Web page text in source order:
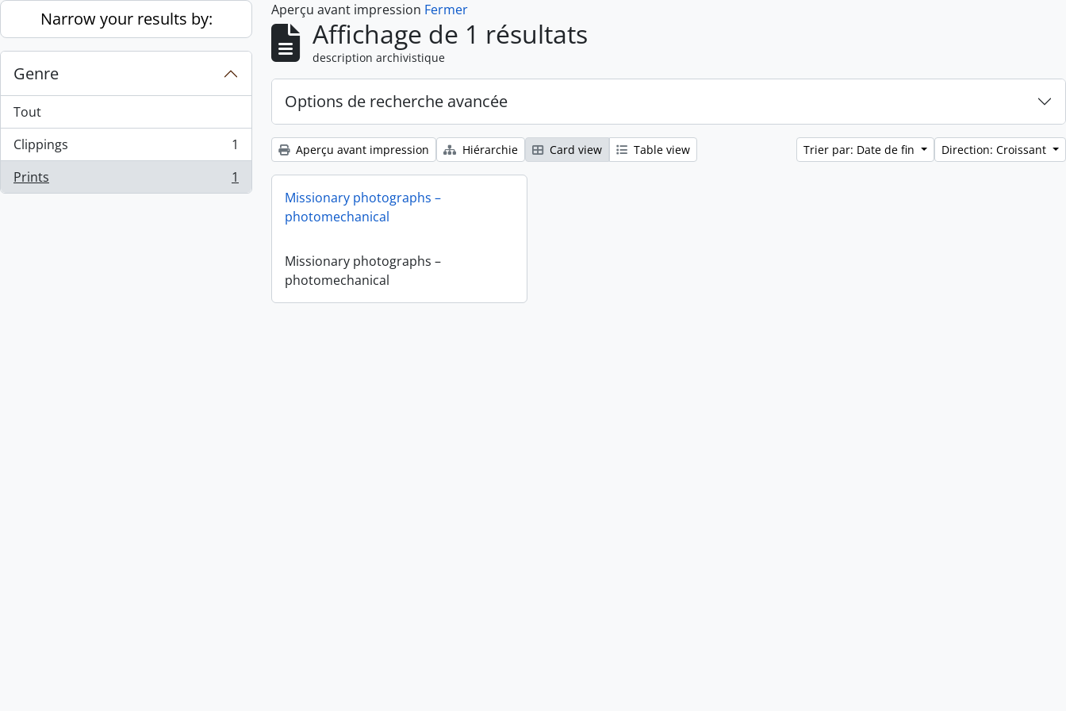
Skip to main content
Narrow your results by:
Genre
Tout
Clippings
, 1 résultats
1
Prints
, 1 résultats 1
Aperçu avant impression Fermer
Affichage de 1 résultats
description archivistique
Options de recherche avancée
Aperçu avant impression Hiérarchie Card view Table view Trier par: Date de fin Direction: Croissant
Missionary photographs –
photomechanical
Missionary photographs –
photomechanical